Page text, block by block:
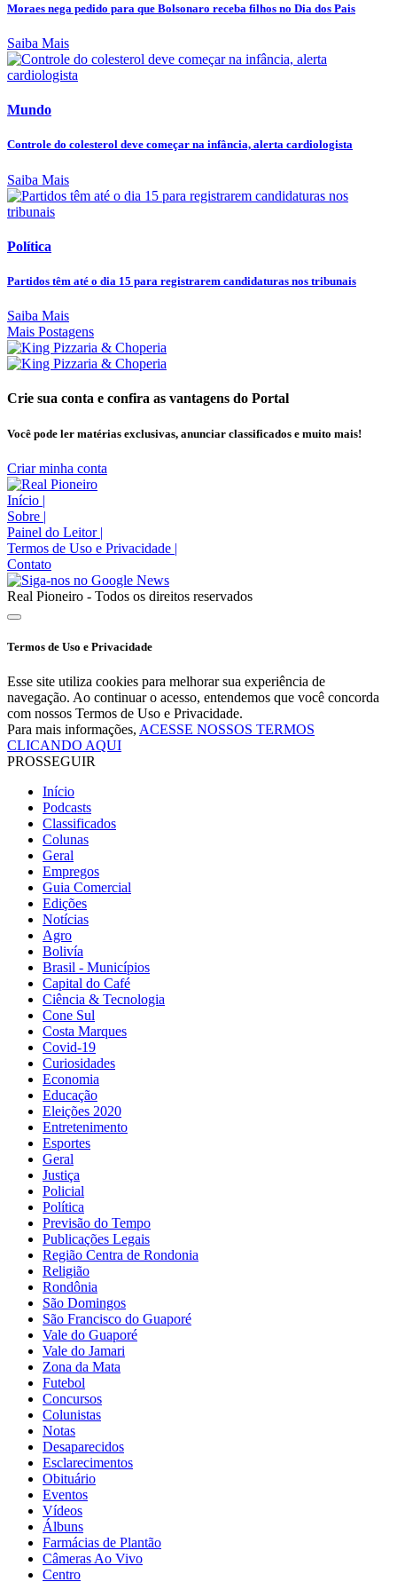
Moraes nega pedido para que Bolsonaro receba filhos no Dia dos Pais
Saiba Mais
Mundo
Controle do colesterol deve começar na infância, alerta cardiologista
Saiba Mais
Política
Partidos têm até o dia 15 para registrarem candidaturas nos tribunais
Saiba Mais
Mais Postagens
Crie sua conta e confira as vantagens do Portal
Você pode ler matérias exclusivas, anunciar classificados e muito mais!
Criar minha conta
Início |
Sobre |
Painel do Leitor |
Termos de Uso e Privacidade |
Contato
Real Pioneiro - Todos os direitos reservados
Termos de Uso e Privacidade
Esse site utiliza cookies para melhorar sua experiência de
navegação. Ao continuar o acesso, entendemos que você concorda
com nossos Termos de Uso e Privacidade.
Para mais informações, ACESSE NOSSOS TERMOS
CLICANDO AQUI
PROSSEGUIR
Início
Podcasts
Classificados
Colunas
Geral
Empregos
Guia Comercial
Edições
Notícias
Agro
Bolivía
Brasil - Municípios
Capital do Café
Ciência & Tecnologia
Cone Sul
Costa Marques
Covid-19
Curiosidades
Economia
Educação
Eleições 2020
Entretenimento
Esportes
Geral
Justiça
Policial
Política
Previsão do Tempo
Publicações Legais
Região Centra de Rondonia
Religião
Rondônia
São Domingos
São Francisco do Guaporé
Vale do Guaporé
Vale do Jamari
Zona da Mata
Futebol
Concursos
Colunistas
Notas
Desaparecidos
Esclarecimentos
Obituário
Eventos
Vídeos
Álbuns
Farmácias de Plantão
Câmeras Ao Vivo
Centro